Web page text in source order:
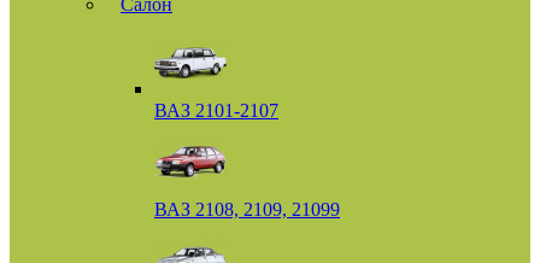
Салон
ВАЗ 2101-2107
ВАЗ 2108, 2109, 21099